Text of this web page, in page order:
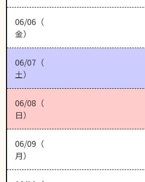
06/06（
金）
06/07（
土）
06/08（
日）
06/09（
月）